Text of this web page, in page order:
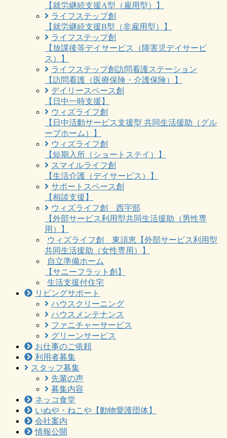
【就労継続支援A型（雇用型）】
ライフステップ創
【就労継続支援B型（非雇用型）】
ライフステップ創
【放課後等デイサービス（障害児デイサービ
ス）】
ライフステップ創訪問看護ステーション
【訪問看護（医療保険・介護保険）】
デイリースペース創
【日中一時支援】
ウィズライフ創
【日中活動サービス支援型 共同生活援助（グル
ープホーム）】
ウィズライフ創
【短期入所（ショートステイ）】
スマイルライフ創
【生活介護（デイサービス）】
サポートスペース創
【相談支援】
ウィズライフ創 西宇部
【外部サービス利用型共同生活援助（男性専
用）】
ウィズライフ創 東須恵【外部サービス利用型
共同生活援助（女性専用）】
自立準備ホーム
【サニーフラット創】
生活支援付住宅
リビングサポート
ハウスクリーニング
ハウスメンテナンス
ファニチャーサービス
グリーンサービス
お仕事のご依頼
利用者募集
スタッフ募集
先輩の声
募集内容
ネッコ食堂
いぬや・ねこや【動物愛護団体】
会社案内
情報公開